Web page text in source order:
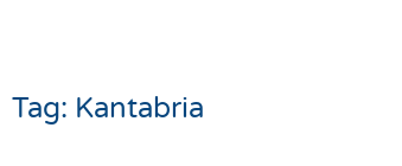
Tag: Kantabria